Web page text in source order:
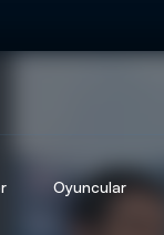
Oyuncular